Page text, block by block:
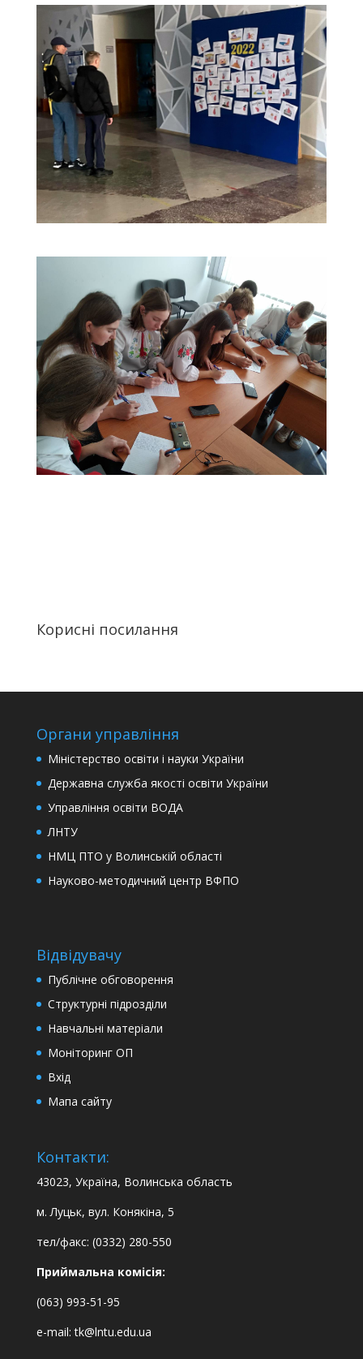
Корисні посилання
Органи управління
Міністерство освіти і науки України
Державна служба якості освіти України
Управління освіти ВОДА
ЛНТУ
НМЦ ПТО у Волинській області
Науково-методичний центр ВФПО
Відвідувачу
Публічне обговорення
Структурні підрозділи
Навчальні матеріали
Моніторинг ОП
Вхід
Мапа сайту
Контакти:
43023, Україна, Волинська область
м. Луцьк, вул. Конякіна, 5
тел/факс: (0332) 280-550
Приймальна комісія:
(063) 993-51-95
e-mail:tk@lntu.edu.ua